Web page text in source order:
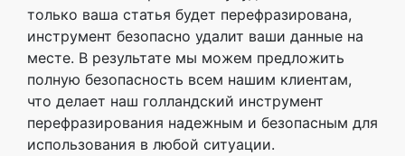
только ваша статья будет перефразирована,
инструмент безопасно удалит ваши данные на
месте. В результате мы можем предложить
полную безопасность всем нашим клиентам,
что делает наш голландский инструмент
перефразирования надежным и безопасным для
использования в любой ситуации.